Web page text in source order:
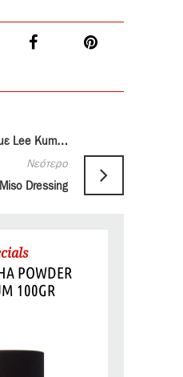
Aglio e Olio με Lee Kum Kee Premium Oyster Sauce
Νεότερο
Dressing
POWDER
100GR